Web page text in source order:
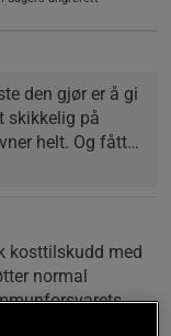
den gjør er å gi
skikkelig på
helt. Og fått
helt elendig
kosttilskudd med
normal